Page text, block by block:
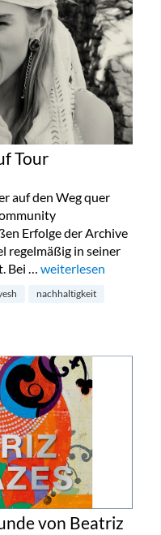
Tour
auf den Weg quer
Erfolge der Archive
regelmäßig in seiner
Bei … „lala Berlin begibt
weiterlesen
nachhaltigkeit
von Beatriz